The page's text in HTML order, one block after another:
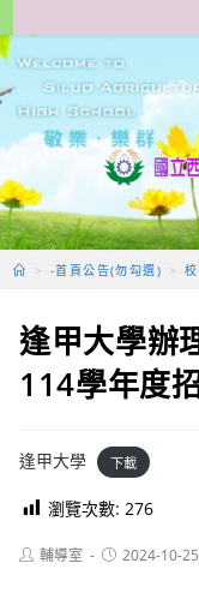
轉
至
要
容
> -首頁公告(勿勾選) >
逢甲大學辦
114學年度
逢甲大學 下載
瀏覽次數: 276
Post輔導室
Post2024-10-25